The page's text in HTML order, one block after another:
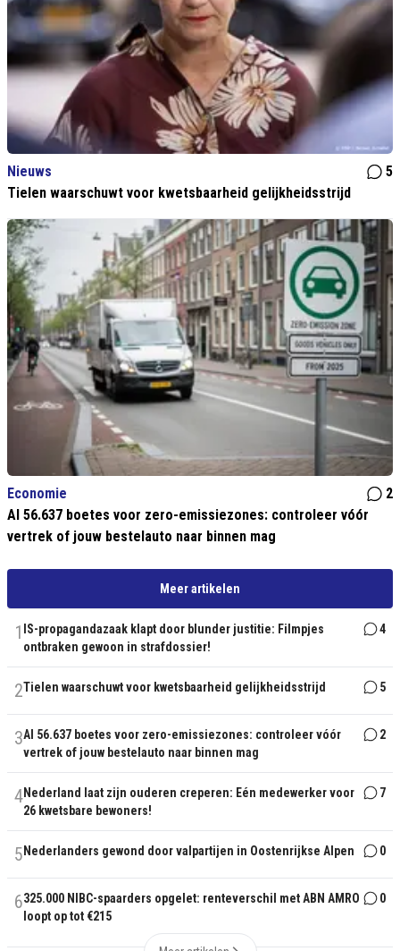
Nieuws
5
Tielen waarschuwt voor kwetsbaarheid gelijkheidsstrijd
Economie
2
Al 56.637 boetes voor zero-emissiezones: controleer vóór
vertrek of jouw bestelauto naar binnen mag
Meer artikelen
1 IS-propagandazaak klapt door blunder justitie: Filmpjes
ontbraken gewoon in strafdossier!
4
2Tielen waarschuwt voor kwetsbaarheid gelijkheidsstrijd 5
3Al 56.637 boetes voor zero-emissiezones: controleer vóór
vertrek of jouw bestelauto naar binnen mag
2
4Nederland laat zijn ouderen creperen: Eén medewerker voor
26 kwetsbare bewoners!
7
5 Nederlanders gewond door valpartijen in Oostenrijkse Alpen 0
6325.000 NIBC-spaarders opgelet: renteverschil met ABN AMRO
loopt op tot €215
0